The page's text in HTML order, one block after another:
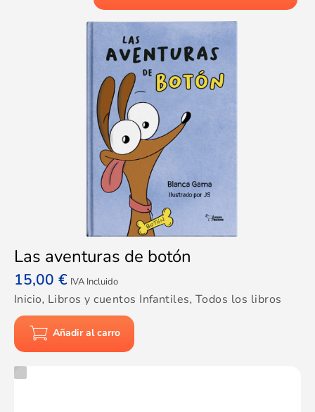
Las aventuras de botón
15,00 € IVA Incluido
Inicio, Libros y cuentos Infantiles, Todos los libros
Añadir al carro